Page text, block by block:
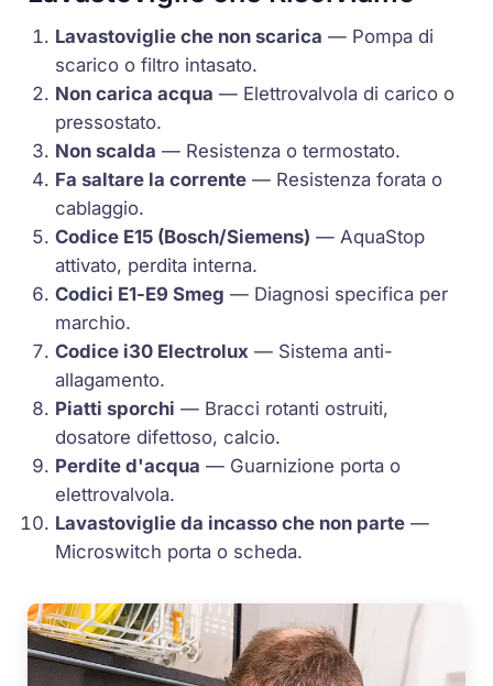
Lavastoviglie che non scarica — Pompa di
scarico o filtro intasato.
Non carica acqua — Elettrovalvola di carico o
pressostato.
Non scalda — Resistenza otermostato.
Fa saltare la corrente — Resistenza forata o
cablaggio.
Codice E15 (Bosch/Siemens) —AquaStop
attivato, perdita interna.
Codici E1-E9 Smeg — Diagnosi specifica per
marchio.
Codice i30 Electrolux — Sistema anti-
allagamento.
Piatti sporchi — Bracci rotanti ostruiti,
dosatore difettoso, calcio.
Perdite d'acqua — Guarnizione porta o
elettrovalvola.
Lavastoviglie da incasso che non parte —
Microswitch porta o scheda.